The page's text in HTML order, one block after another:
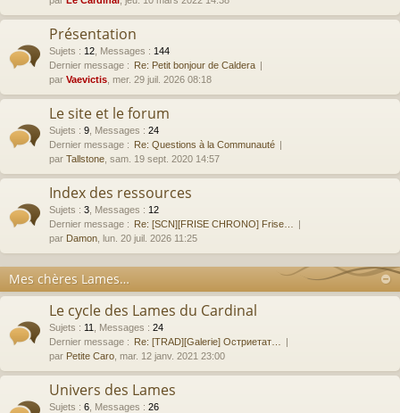
Présentation
Sujets : 12 Messages : 144
Dernier message : Re: Petit bonjour de Caldera
par Vaevictis , mer. 29 juil. 2026 08:18
Le site et le forum
Sujets : 9 Messages : 24
Dernier message : Re: Questions à la Communauté
par Tallstone , sam. 19 sept. 2020 14:57
Index des ressources
Sujets : 3 Messages : 12
Dernier message : Re: [SCN][FRISE CHRONO] Frise…
par Damon , lun. 20 juil. 2026 11:25
Mes chères Lames…
Le cycle des Lames du Cardinal
Sujets : 11 Messages : 24
Dernier message : Re: [TRAD][Galerie] Остриетат…
par Petite Caro , mar. 12 janv. 2021 23:00
Univers des Lames
Sujets : 6 Messages : 26